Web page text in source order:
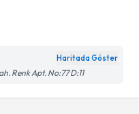
Haritada Göster
Renk Apt. No:77 D:11